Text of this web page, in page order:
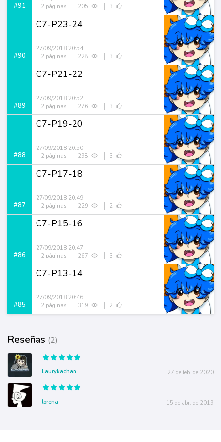
#91 2 páginas 205 3
#90
C7-P23-24
27/09/2018 20:54
2 páginas 228 3
#89
C7-P21-22
27/09/2018 20:52
2 páginas 276 3
#88
C7-P19-20
27/09/2018 20:50
2 páginas 298 3
#87
C7-P17-18
27/09/2018 20:49
2 páginas 229 2
#86
C7-P15-16
27/09/2018 20:47
2 páginas 267 3
#85
C7-P13-14
27/09/2018 20:46
2 páginas 319 2
Reseñas (2)
Laurykachan 27 de feb. de 2020
lorena 15 de abr. de 2019